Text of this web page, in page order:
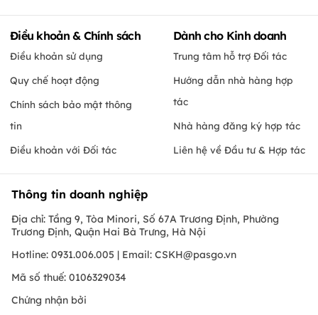
Điều khoản & Chính sách
Điều khoản sử dụng
Quy chế hoạt động
Chính sách bảo mật thông
tin
Điều khoản với Đối tác
Dành cho Kinh doanh
Trung tâm hỗ trợ Đối tác
Hướng dẫn nhà hàng hợp
tác
Nhà hàng đăng ký hợp tác
Liên hệ về Đầu tư & Hợp tác
Thông tin doanh nghiệp
Địa chỉ: Tầng 9, Tòa Minori, Số 67A Trương Định, Phường
Trương Định, Quận Hai Bà Trưng, Hà Nội
Hotline: 0931.006.005 | Email: CSKH@pasgo.vn
Mã số thuế: 0106329034
Chứng nhận bởi